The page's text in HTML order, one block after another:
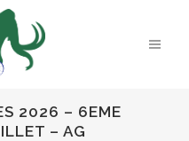
2026 – 6EME
– AG